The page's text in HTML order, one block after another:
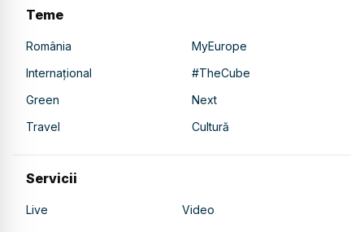
Teme
România
MyEurope
Internațional
#TheCube
Green
Next
Travel
Cultură
Servicii
Live
Video